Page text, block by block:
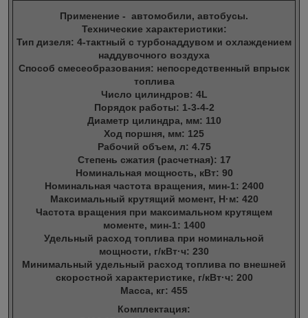
Применение - автомобили, автобусы.
Технические характеристики:
Тип дизеля: 4-тактный с турбонаддувом и охлаждением
наддувочного воздуха
Способ смесеобразования: непосредственный впрыск
топлива
Число цилиндров: 4L
Порядок работы: 1-3-4-2
Диаметр цилиндра, мм: 110
Ход поршня, мм: 125
Рабочий объем, л: 4.75
Степень сжатия (расчетная): 17
Номинальная мощность, кВт: 90
Номинальная частота вращения, мин-1: 2400
Максимальный крутящий момент, Н·м: 420
Частота вращения при максимальном крутящем
моменте, мин-1: 1400
Удельный расход топлива при номинальной
мощности, г/кВт·ч: 230
Минимальный удельный расход топлива по внешней
скоростной характеристике, г/кВт·ч: 200
Масса, кг: 455
Комплектация: